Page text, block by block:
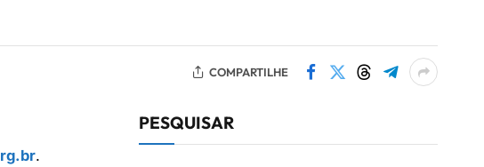
COMPARTILHE
.
PESQUISAR